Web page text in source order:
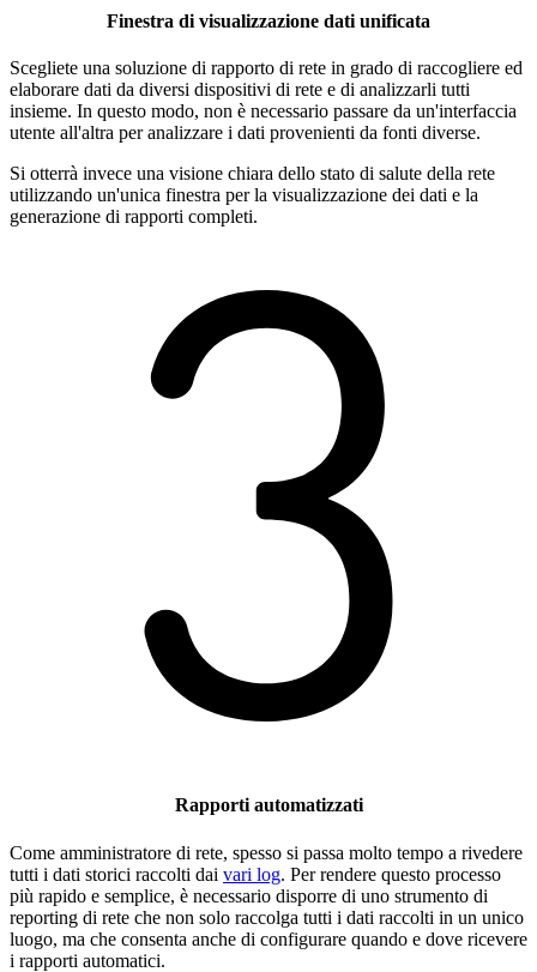
Finestra di visualizzazione dati unificata
Scegliete una soluzione di rapporto di rete in grado di raccogliere ed
elaborare dati da diversi dispositivi di rete e di analizzarli tutti
insieme. In questo modo, non è necessario passare da un'interfaccia
utente all'altra per analizzare i dati provenienti da fonti diverse.
Si otterrà invece una visione chiara dello stato di salute della rete
utilizzando un'unica finestra per la visualizzazione dei dati e la
generazione di rapporti completi.
Rapporti automatizzati
Come amministratore di rete, spesso si passa molto tempo a rivedere
tutti i dati storici raccolti dai vari log. Per rendere questo processo
più rapido e semplice, è necessario disporre di uno strumento di
reporting di rete che non solo raccolga tutti i dati raccolti in un unico
luogo, ma che consenta anche di configurare quando e dove ricevere
i rapporti automatici.